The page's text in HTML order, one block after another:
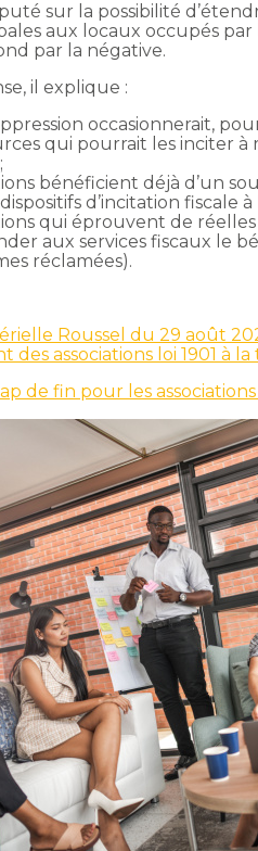
sur la possibilité
aux locaux occupés
par la négative.
il explique :
occasionnerait,
qui pourrait les inciter
bénéficient déjà d’un
d’incitation fiscale
qui éprouvent de
aux services fiscaux le
réclamées).
Roussel du 29 août
des associations loi 1901 à
de fin pour les associations